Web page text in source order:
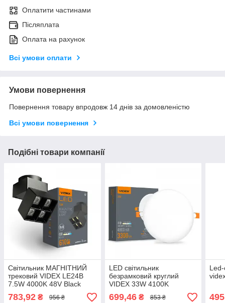
Оплатити частинами
Післяплата
Оплата на рахунок
Всі умови оплати
Умови повернення
Повернення товару впродовж 14 днів за домовленістю
Всі умови повернення
Подібні товари компанії
Світильник МАГНІТНИЙ
трековий VIDEX LE24B
7.5W 4000K 48V Black
783,92 ₴ 956 ₴
LED світильник
безрамковий круглий
VIDEX 33W 4100K
699,46₴ 853 ₴
Led-